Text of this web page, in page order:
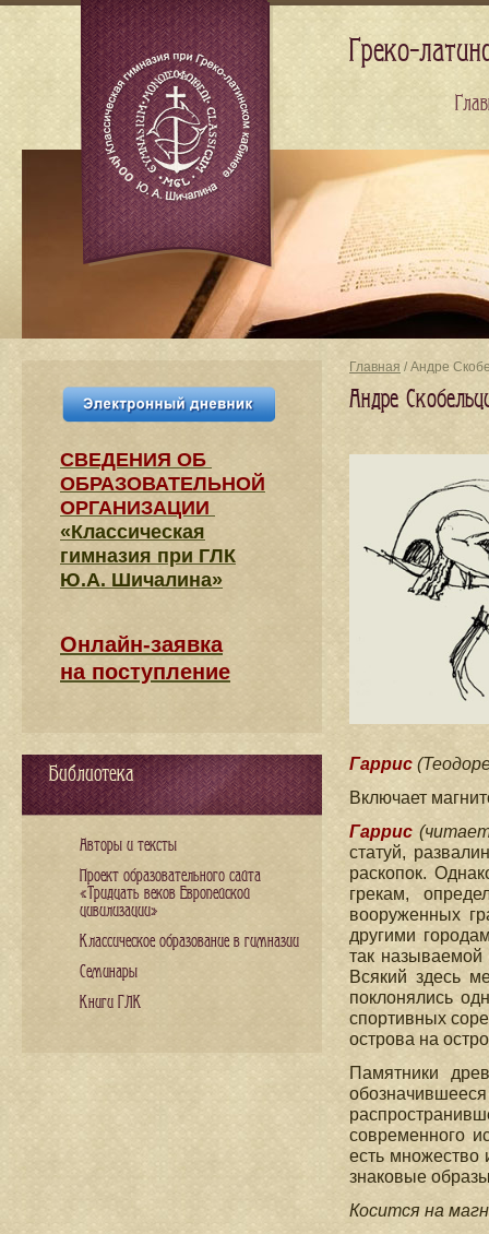
Главная / Андре
Андре
Гаррис
Включает
Гаррис
статуй,
раскопок.
грекам,
вооруженных
другими
так
Всякий здесь
поклонялись
спортивных
острова на
Памятники
современного
есть множество
знаковые
Косится на
СВЕДЕНИЯ​ ОБ
ОБРАЗОВАТЕЛЬНОЙ
ОРГАНИЗАЦИИ
«Классическая
гимназия при ГЛК
Ю.А. Шичалина»
Онлайн-заявка
на поступление
Библиотека
Авторы и тексты
Проект образовательного сайта
«Тридцать веков Европейской
цивилизации»
Классическое образование в гимназии
Семинары
Книги ГЛК
Греко-